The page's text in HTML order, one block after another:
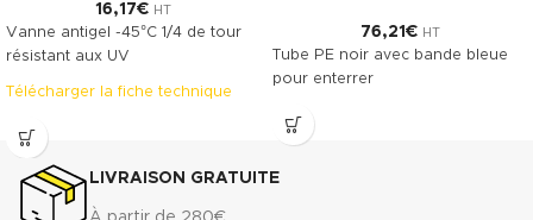
16,17€ HT
Vanne antigel -45°C 1/4 de tour
résistant aux UV
Télécharger la fiche technique
76,21 € HT
Tube PE noir avec bande bleue
pour enterrer
LIVRAISON GRATUITE